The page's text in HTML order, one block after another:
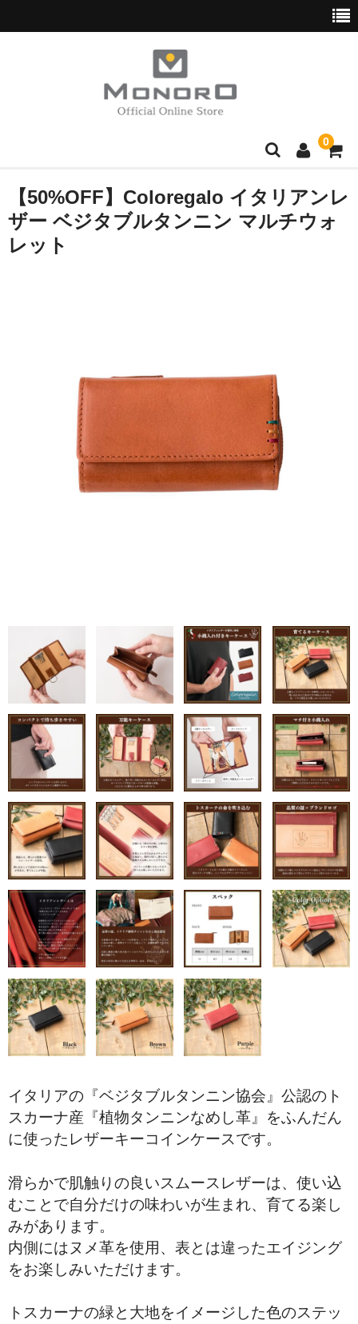
0
ブランド別
Hush Puppies
wott
UNITED COLORS OF BENETTON
Coloregalo
Rubacuori
SHAUTLANT
財布・革小物
長財布
折り財布
小銭入れ
その他.
ベルト
スタッフブログ
【50%OFF】Coloregalo イタリアンレ
ザー ベジタブルタンニン マルチウォ
レット
イタリアの『ベジタブルタンニン協会』公認のト
スカーナ産『植物タンニンなめし革』をふんだん
に使ったレザーキーコインケースです。
滑らかで肌触りの良いスムースレザーは、使い込
むことで自分だけの味わいが生まれ、育てる楽し
みがあります。
内側にはヌメ革を使用、表とは違ったエイジング
をお楽しみいただけます。
トスカーナの緑と大地をイメージした色のステッ